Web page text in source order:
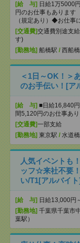
[給 与] 日給1万5000
円のお仕事もありま
（規定あり）◆お仕事
[交通費]交通費別途支
す)
[勤務地] 船橋駅 / 西船
＜1日～OK！＞
のお手伝い！[ア
[給 与] ■日給16,840
間5,120円のお仕事あり
[交通費]一部支給
[勤務地] 東京駅 / 水道
人気イベントも
ッフ☆来社不要
い/T1[アルバイ
[給 与] 日給13,000円
[勤務地] 千葉県千葉市
葉駅）